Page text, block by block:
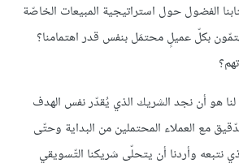
الفضول حول استراتيجية المبيعات الخاصّة
بكلّ عميلٍ محتمَل بنفس قدر اهتمامنا؟
لنا هو أن نجد الشريك الذي يُقدّر نفس الهدف
مع العملاء المحتملين من البداية وحتّى
نتبعه وأردنا أن يتحلّى شريكنا التّسويقي